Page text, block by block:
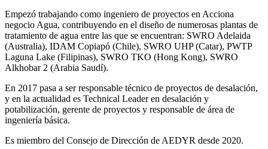
Empezó trabajando como ingeniero de proyectos en Acciona
negocio Agua, contribuyendo en el diseño de numerosas plantas de
tratamiento de agua entre las que se encuentran: SWRO Adelaida
(Australia), IDAM Copiapó (Chile), SWRO UHP (Catar), PWTP
Laguna Lake (Filipinas), SWRO TKO (Hong Kong), SWRO
Alkhobar 2 (Arabia Saudí).
En 2017 pasa a ser responsable técnico de proyectos de desalación,
y en la actualidad es Technical Leader en desalación y
potabilización, gerente de proyectos y responsable de área de
ingeniería básica.
Es miembro del Consejo de Dirección de AEDYR desde 2020.